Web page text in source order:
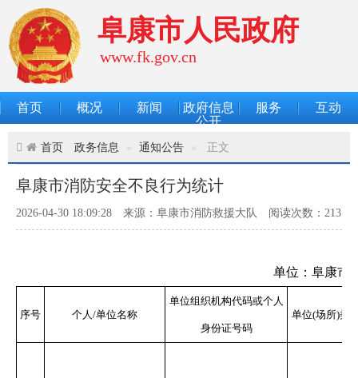
阜康市人民政府
www.fk.gov.cn
首页 概况 新闻
政府信息
公开
服务 互动
首页 政务信息 通知公告 正文
阜康市消防安全不良行为统计
2026-04-30 18:09:28 来源：阜康市消防救援大队 阅读次数： 213
单位：阜康市
序号 个人/单位名称
单位组织机构代码或个人
身份证号码
单位(场所)类